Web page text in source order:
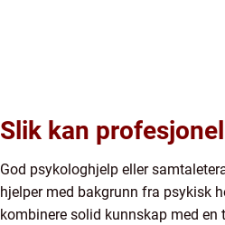
Slik kan
God psykologhjelp eller
hjelper med bakgrunn fra psykisk
kombinere solid kunnskap med